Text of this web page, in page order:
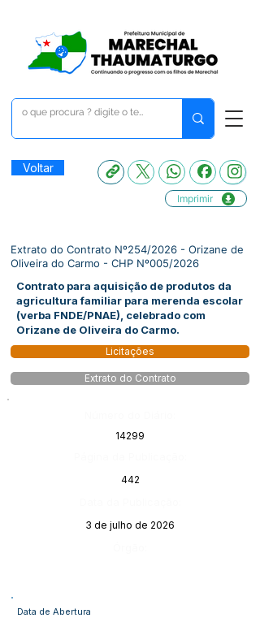
Voltar
Imprimir
Extrato do Contrato Nº254/2026 - Orizane de
Oliveira do Carmo - CHP Nº005/2026
Contrato para aquisição de produtos da
agricultura familiar para merenda escolar
(verba FNDE/PNAE), celebrado com
Orizane de Oliveira do Carmo.
Licitações
Extrato do Contrato
14299
442
3 de julho de 2026
Data de Abertura